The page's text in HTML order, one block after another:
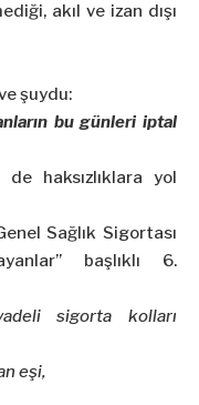
akıl ve izan dışı
şuydu:
bu günleri iptal
haksızlıklara yol
Sağlık Sigortası
başlıklı 6.
sigorta kolları
eşi,